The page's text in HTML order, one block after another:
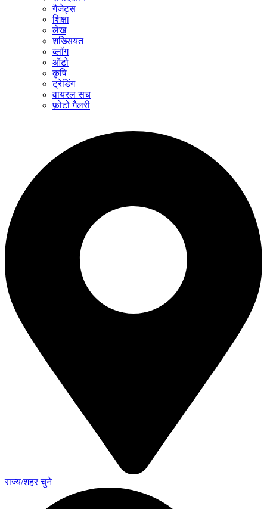
गैजेट्स
शिक्षा
लेख
शख्सियत
ब्लॉग
ऑटो
कृषि
ट्रेडिंग
वायरल सच
फ़ोटो गैलरी
राज्य/शहर चुने